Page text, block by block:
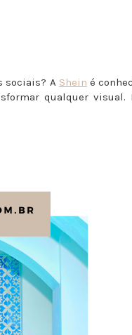
sociais? A Shein é
qualquer visual.